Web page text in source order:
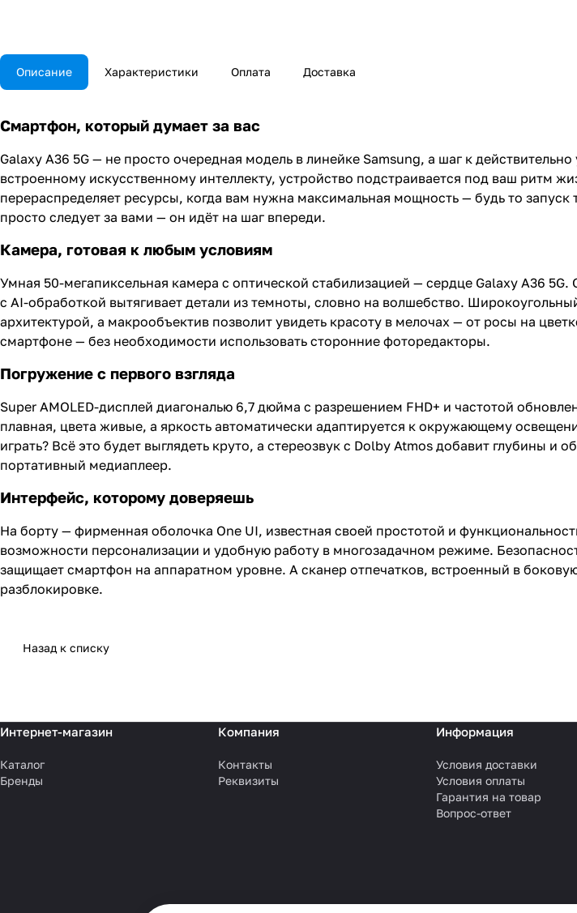
Описание Характеристики Оплата Доставка
Смартфон, который думает за вас
Galaxy A36 5G — не просто очередная модель в линейке Samsung, а шаг к
встроенному искусственному интеллекту, устройство подстраивается под ваш ритм
перераспределяет ресурсы, когда вам нужна максимальная мощность — будь то
просто следует за вами — он идёт на шаг впереди.
Камера, готовая к любым условиям
Умная 50-мегапиксельная камера с оптической стабилизацией — сердце Galaxy A36
с AI-обработкой вытягивает детали из темноты, словно на волшебство.
архитектурой, а макрообъектив позволит увидеть красоту в мелочах — от росы на
смартфоне — без необходимости использовать сторонние фоторедакторы.
Погружение с первого взгляда
Super AMOLED-дисплей диагональю 6,7 дюйма с разрешением FHD+ и частотой
плавная, цвета живые, а яркость автоматически адаптируется к окружающему
играть? Всё это будет выглядеть круто, а стереозвук с Dolby Atmos добавит глубины
портативный медиаплеер.
Интерфейс, которому доверяешь
На борту — фирменная оболочка One UI, известная своей простотой и
возможности персонализации и удобную работу в многозадачном режиме.
защищает смартфон на аппаратном уровне. А сканер отпечатков, встроенный в
разблокировке.
Назад к списку
Интернет-магазин
Каталог
Бренды
Компания
Контакты
Реквизиты
Информация
Условия доставки
Условия оплаты
Гарантия на товар
Вопрос-ответ